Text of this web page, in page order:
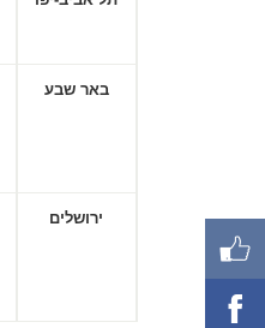
באר שבע
ירושלים